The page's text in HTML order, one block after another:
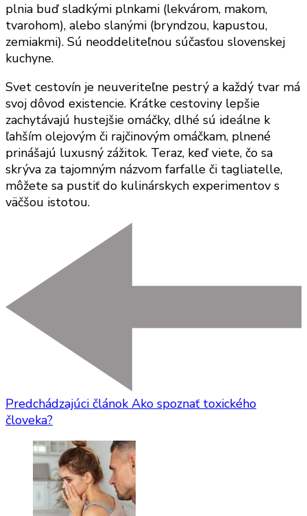
plnia buď sladkými plnkami (lekvárom, makom,
tvarohom), alebo slanými (bryndzou, kapustou,
zemiakmi). Sú neoddeliteľnou súčasťou slovenskej
kuchyne.
Svet cestovín je neuveriteľne pestrý a každý tvar má
svoj dôvod existencie. Krátke cestoviny lepšie
zachytávajú hustejšie omáčky, dlhé sú ideálne k
ľahším olejovým či rajčinovým omáčkam, plnené
prinášajú luxusný zážitok. Teraz, keď viete, čo sa
skrýva za tajomným názvom farfalle či tagliatelle,
môžete sa pustiť do kulinárskych experimentov s
väčšou istotou.
Predchádzajúci článok Ako spoznať toxického
človeka?